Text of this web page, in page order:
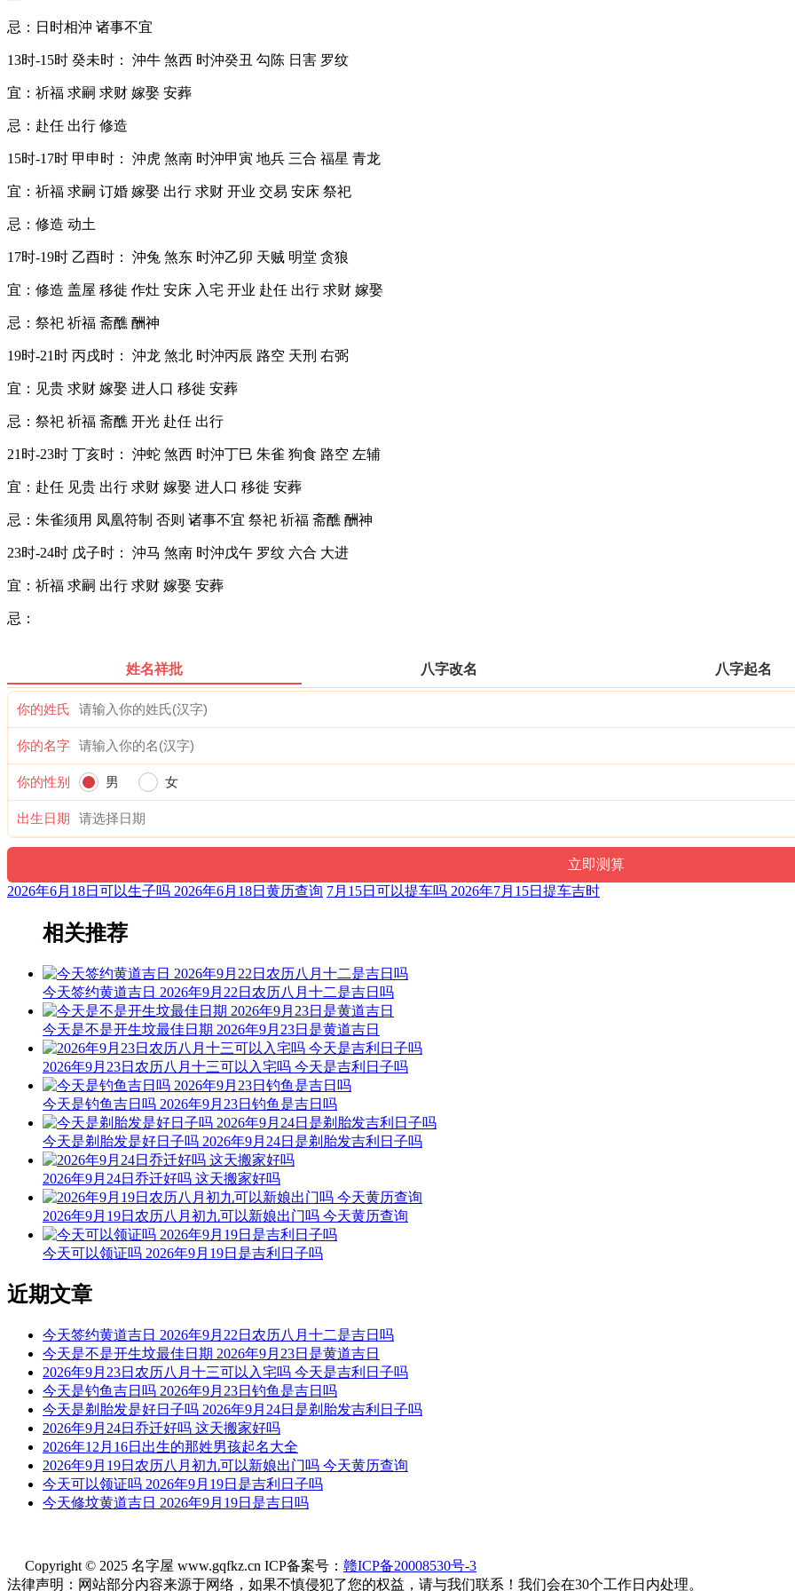
忌：日时相沖 诸事不宜
13时-15时 癸未时： 沖牛 煞西 时沖癸丑 勾陈 日害 罗纹
宜：祈福 求嗣 求财 嫁娶 安葬
忌：赴任 出行 修造
15时-17时 甲申时： 沖虎 煞南 时沖甲寅 地兵 三合 福星 青龙
宜：祈福 求嗣 订婚 嫁娶 出行 求财 开业 交易 安床 祭祀
忌：修造 动土
17时-19时 乙酉时： 沖兔 煞东 时沖乙卯 天贼 明堂 贪狼
宜：修造 盖屋 移徙 作灶 安床 入宅 开业 赴任 出行 求财 嫁娶
忌：祭祀 祈福 斋醮 酬神
19时-21时 丙戌时： 沖龙 煞北 时沖丙辰 路空 天刑 右弼
宜：见贵 求财 嫁娶 进人口 移徙 安葬
忌：祭祀 祈福 斋醮 开光 赴任 出行
21时-23时 丁亥时： 沖蛇 煞西 时沖丁巳 朱雀 狗食 路空 左辅
宜：赴任 见贵 出行 求财 嫁娶 进人口 移徙 安葬
忌：朱雀须用 凤凰符制 否则 诸事不宜 祭祀 祈福 斋醮 酬神
23时-24时 戊子时： 沖马 煞南 时沖戊午 罗纹 六合 大进
宜：祈福 求嗣 出行 求财 嫁娶 安葬
忌：
姓名祥批 八字改名 八字起名
你的姓氏
你的名字
你的性别 男 女
出生日期
2026年6月18日可以生子吗 2026年6月18日黄历查询 7月15日可以提车吗 2026年7月15日提车吉时
相关推荐
今天签约黄道吉日 2026年9月22日农历八月十二是吉日吗
今天是不是开生坟最佳日期 2026年9月23日是黄道吉日
2026年9月23日农历八月十三可以入宅吗 今天是吉利日子吗
今天是钓鱼吉日吗 2026年9月23日钓鱼是吉日吗
今天是剃胎发是好日子吗 2026年9月24日是剃胎发吉利日子吗
2026年9月24日乔迁好吗 这天搬家好吗
2026年9月19日农历八月初九可以新娘出门吗 今天黄历查询
今天可以领证吗 2026年9月19日是吉利日子吗
近期文章
今天签约黄道吉日 2026年9月22日农历八月十二是吉日吗
今天是不是开生坟最佳日期 2026年9月23日是黄道吉日
2026年9月23日农历八月十三可以入宅吗 今天是吉利日子吗
今天是钓鱼吉日吗 2026年9月23日钓鱼是吉日吗
今天是剃胎发是好日子吗 2026年9月24日是剃胎发吉利日子吗
2026年9月24日乔迁好吗 这天搬家好吗
2026年12月16日出生的那姓男孩起名大全
2026年9月19日农历八月初九可以新娘出门吗 今天黄历查询
今天可以领证吗 2026年9月19日是吉利日子吗
今天修坟黄道吉日 2026年9月19日是吉日吗
Copyright © 2025 名字屋 www.gqfkz.cn ICP备案号： 赣ICP备20008530号-3
法律声明：网站部分内容来源于网络，如果不慎侵犯了您的权益，请与我们联系！我们会在30个工作日内处理。